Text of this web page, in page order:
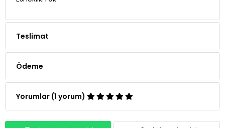
Teslimat
Ödeme
Yorumlar (1 yorum)